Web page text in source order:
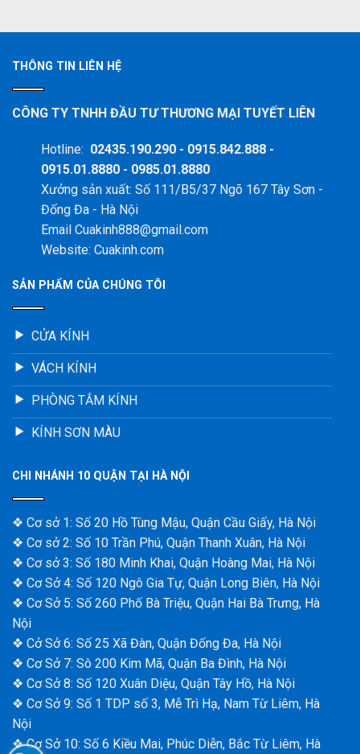
THÔNG TIN LIÊN HỆ
CÔNG TY TNHH ĐẦU TƯ THƯƠNG MẠI TUYẾT LIÊN
Hotline: 02435.190.290 - 0915.842.888 -
0915.01.8880 - 0985.01.8880
Xưởng sản xuất: Số 111/B5/37 Ngõ 167 Tây Sơn -
Đống Đa - Hà Nội
Email Cuakinh888@gmail.com
Website: Cuakinh.com
SẢN PHẨM CỦA CHÚNG TÔI
CỬA KÍNH
VÁCH KÍNH
PHÒNG TẮM KÍNH
KÍNH SƠN MÀU
CHI NHÁNH 10 QUẬN TẠI HÀ NỘI
❖ Cơ sở 1: Số 20 Hồ Tùng Mậu, Quận Cầu Giấy, Hà Nội
❖ Cơ sở 2: Số 10 Trần Phú, Quận Thanh Xuân, Hà Nội
❖ Cơ sở 3: Số 180 Minh Khai, Quận Hoàng Mai, Hà Nội
❖ Cơ Sở 4: Số 120 Ngô Gia Tự, Quận Long Biên, Hà Nội
❖ Cơ Sở 5: Số 260 Phố Bà Triệu, Quận Hai Bà Trưng, Hà
Nội
❖ Cở Sở 6: Số 25 Xã Đàn, Quận Đống Đa, Hà Nội
❖ Cơ Sở 7: Sô 200 Kim Mã, Quận Ba Đình, Hà Nội
❖ Cơ Sở 8: Số 120 Xuân Diệu, Quận Tây Hồ, Hà Nội
❖ Cơ Sở 9: Số 1 TDP số 3, Mễ Trì Hạ, Nam Từ Liêm, Hà
Nội
❖ Cơ Sở 10: Số 6 Kiều Mai, Phúc Diễn, Bắc Từ Liêm, Hà